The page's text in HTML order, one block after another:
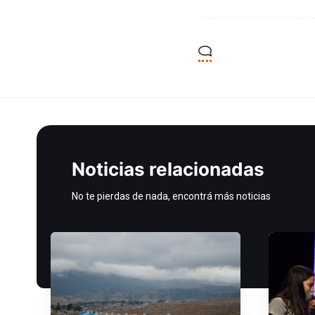
Noticias relacionadas
No te pierdas de nada, encontrá más noticias